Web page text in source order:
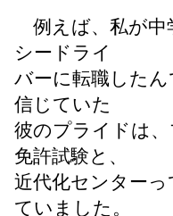
例えば、私が中
シードライ
バーに転職した
信じていた
彼のプライドは
免許試験と、
近代化センター
ていました。